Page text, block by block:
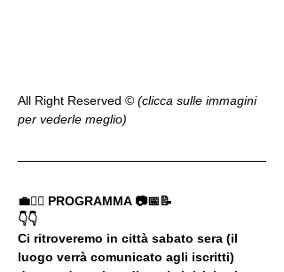
All Right Reserved ©️ (clicca sulle immagini
per vederle meglio)
💼🚶‍♂️ PROGRAMMA 📷📅📝
👇👇
Ci ritroveremo in città sabato sera (il
luogo verrà comunicato agli iscritti)